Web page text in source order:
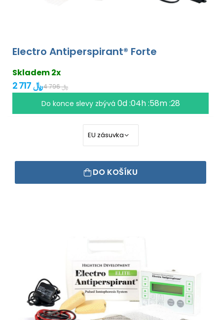
Electro Antiperspirant® Forte
Skladem 2x
2 717 ﷼ 4 796 ﷼
Do konce slevy zbývá 0d :04h :58m :27
DO KOŠÍKU